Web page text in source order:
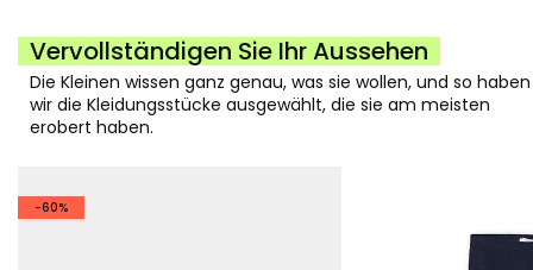
Vervollständigen Sie Ihr Aussehen
Die Kleinen wissen ganz genau, was sie wollen, und so haben
wir die Kleidungsstücke ausgewählt, die sie am meisten
erobert haben.
-60%